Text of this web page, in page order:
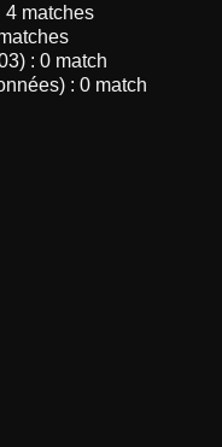
4 matches
: 0 match
: 0 match